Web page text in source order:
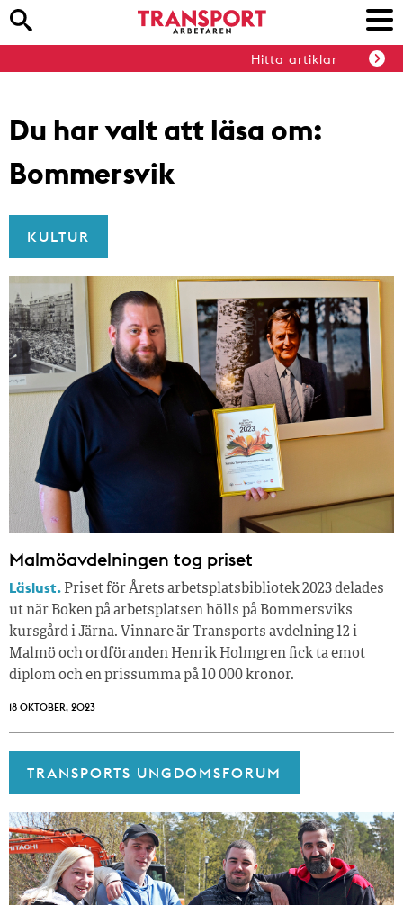
Hitta artiklar
Du har valt att läsa om:
Bommersvik
KULTUR
Malmöavdelningen tog priset
Läslust. Priset för Årets arbetsplatsbibliotek 2023 delades
ut när Boken på arbetsplatsen hölls på Bommersviks
kursgård i Järna. Vinnare är Transports avdelning 12 i
Malmö och ordföranden Henrik Holmgren fick ta emot
diplom och en prissumma på 10 000 kronor.
18 OKTOBER, 2023
TRANSPORTS UNGDOMSFORUM